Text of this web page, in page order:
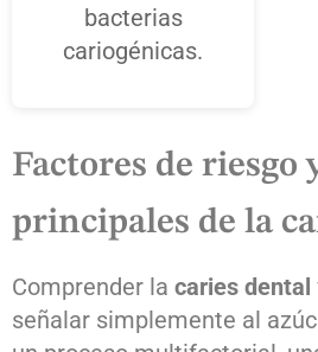
bacterias
cariogénicas.
Factores de riesgo
principales de la
Comprender la caries dental
señalar simplemente al